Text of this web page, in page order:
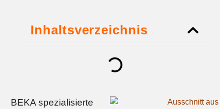
Inhaltsverzeichnis
BEKA spezialisierte